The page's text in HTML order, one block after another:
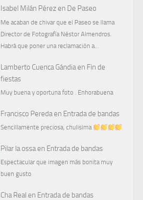
Isabel Milán Pérezen De Paseo
Me acaban de chivar que el Paseo se llama
Director de Fotografía Néstor Almendros.
Habrá que poner una reclamación a…
Lamberto Cuenca Gándiaen Fin de
fiestas
Muy buena y oportuna foto . Enhorabuena
Francisco Peredaen Entrada de bandas
Sencillamente preciosa, chulisima
Pilar la ossaen Entrada de bandas
Espectacular que imagen más bonita muy
buen gusto
Cha Real en Entrada de bandas